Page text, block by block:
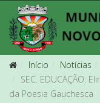
Início Notícias
SEC. EDUCAÇÃO:
da Poesia Gauchesca